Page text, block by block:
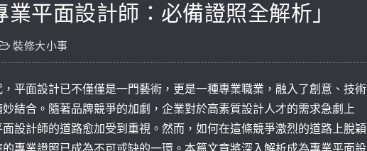
業平面設計師：必備證照全解析」
裝修大小事
平面設計已不僅僅是一門藝術，更是一種專業職業，融入了創意、技術
結合。隨著品牌競爭的加劇，企業對於高素質設計人才的需求急劇上
設計師的道路愈加受到重視。然而，如何在這條競爭激烈的道路上脫穎